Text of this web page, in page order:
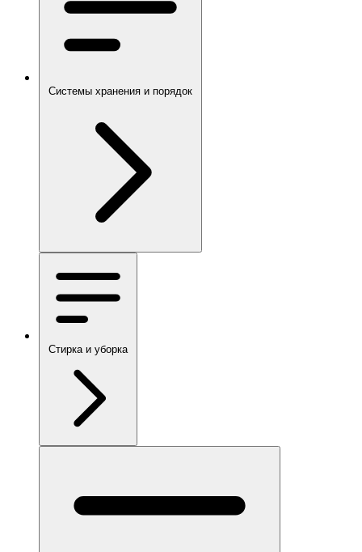
Системы хранения и порядок
Стирка и уборка